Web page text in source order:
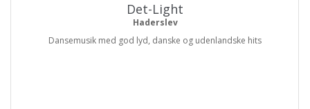
Det-Light
Haderslev
Dansemusik med god lyd, danske og udenlandske hits